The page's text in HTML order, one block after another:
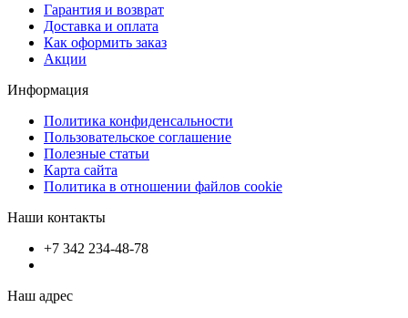
Гарантия и возврат
Доставка и оплата
Как оформить заказ
Акции
Информация
Политика конфиденсальности
Пользовательское соглашение
Полезные статьи
Карта сайта
Политика в отношении файлов cookie
Наши контакты
+7 342 234-48-78
Наш адрес